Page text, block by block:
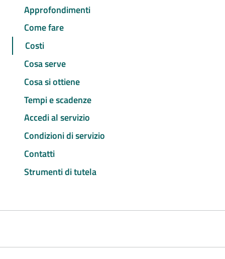
Approfondimenti
Come fare
Costi
Cosa serve
Cosa si ottiene
Tempi e scadenze
Accedi al servizio
Condizioni di servizio
Contatti
Strumenti di tutela